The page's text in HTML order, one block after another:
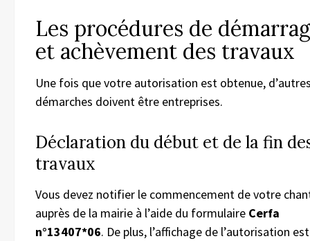
Les procédures de
et achèvement des travaux
Une fois que votre autorisation est obtenue,
démarches doivent être entreprises.
Déclaration du début et de la fin
travaux
Vous devez notifier le commencement de votre
auprès de la mairie à l’aide du formulaire Cerfa
n°13407*06. De plus, l’affichage de l’autorisation